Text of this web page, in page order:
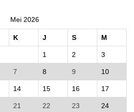
Mei 2026
K J S M
1 2 3
7 8 9 10
14 15 16 17
21 22 23 24